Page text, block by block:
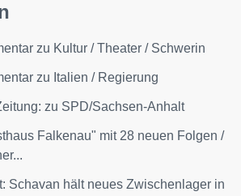
zu Kultur / Theater / Schwerin
zu Italien / Regierung
zu SPD/Sachsen-Anhalt
Falkenau" mit 28 neuen Folgen /
Schavan hält neues Zwischenlager in